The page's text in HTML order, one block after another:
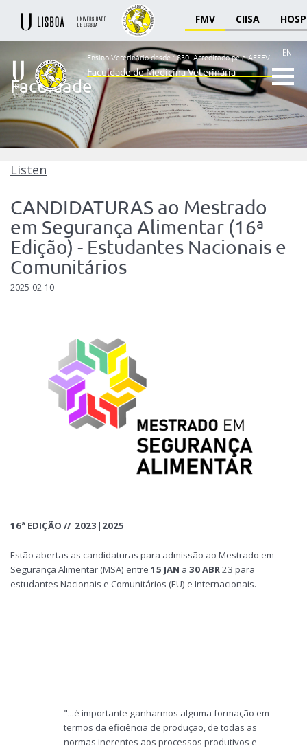
FMV CIISA
Ensino
Veterinário
desde
Faculdade
de
Veterinária
EN
Ensino Veterinário desde 1830.Acreditado pela AEEEV
Faculdade de Medicina Veterinária
Faculdade
Listen
CANDIDATURAS ao Mestrado
em Segurança Alimentar (16ª
Edição) - Estudantes Nacionais e
Comunitários
2025-02-10
16ª EDIÇÃO // 2023|2025
Estão abertas as candidaturas para admissão ao Mestrado em
Segurança Alimentar (MSA) entre 15 JAN a 30 ABR'23 para
estudantes Nacionais e Comunitários (EU) e Internacionais.
"...é importante ganharmos alguma formação em
termos da eficiência de produção, de todas as
normas inerentes aos processos produtivos e